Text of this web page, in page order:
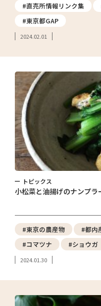
#直売所情報リンク集
#東京都GAP
2024.02.01
トピックス
小松菜と油揚げのナンプラ
#東京の農産物 #都内
#コマツナ
#ショウガ
2024.01.30